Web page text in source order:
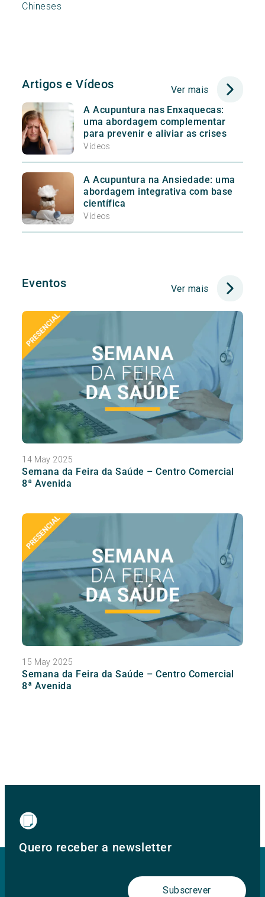
Chineses
Artigos e Vídeos Ver mais
A Acupuntura nas Enxaquecas:
uma abordagem complementar
para prevenir e aliviar as crises
Vídeos
A Acupuntura na Ansiedade: uma
abordagem integrativa com base
científica
Vídeos
Eventos Ver mais
14 May 2025
Semana da Feira da Saúde – Centro Comercial
8ª Avenida
15 May 2025
Semana da Feira da Saúde – Centro Comercial
8ª Avenida
Quero receber a newsletter
Subscrever